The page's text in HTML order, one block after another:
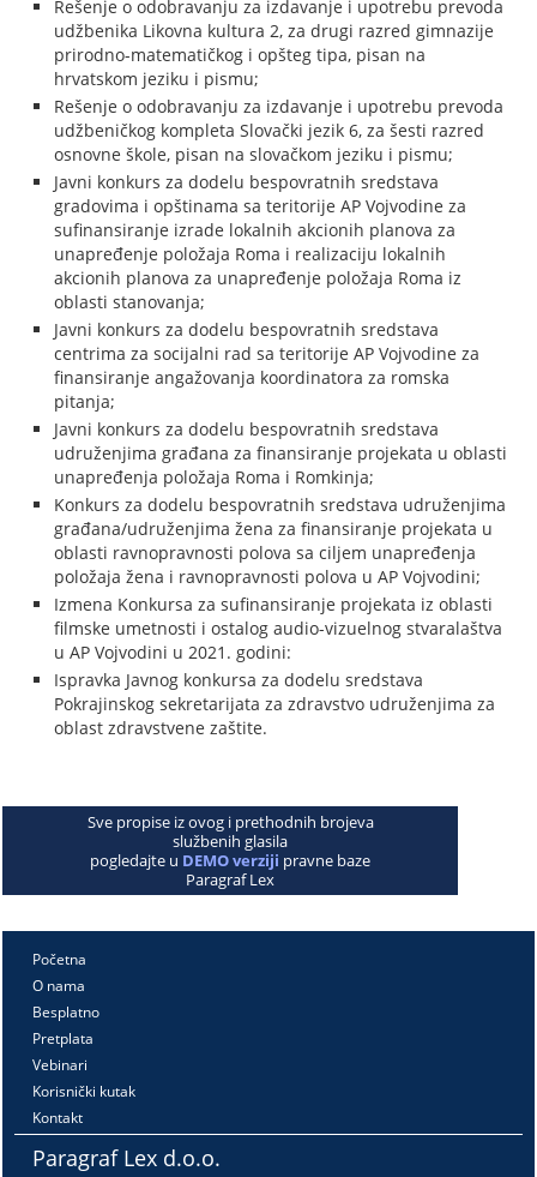
Rešenje o odobravanju za izdavanje i upotrebu prevoda
udžbenika Likovna kultura 2, za drugi razred gimnazije
prirodno-matematičkog i opšteg tipa, pisan na
hrvatskom jeziku i pismu;
Rešenje o odobravanju za izdavanje i upotrebu prevoda
udžbeničkog kompleta Slovački jezik 6, za šesti razred
osnovne škole, pisan na slovačkom jeziku i pismu;
Javni konkurs za dodelu bespovratnih sredstava
gradovima i opštinama sa teritorije AP Vojvodine za
sufinansiranje izrade lokalnih akcionih planova za
unapređenje položaja Roma i realizaciju lokalnih
akcionih planova za unapređenje položaja Roma iz
oblasti stanovanja;
Javni konkurs za dodelu bespovratnih sredstava
centrima za socijalni rad sa teritorije AP Vojvodine za
finansiranje angažovanja koordinatora za romska
pitanja;
Javni konkurs za dodelu bespovratnih sredstava
udruženjima građana za finansiranje projekata u oblasti
unapređenja položaja Roma i Romkinja;
Konkurs za dodelu bespovratnih sredstava udruženjima
građana/udruženjima žena za finansiranje projekata u
oblasti ravnopravnosti polova sa ciljem unapređenja
položaja žena i ravnopravnosti polova u AP Vojvodini;
Izmena Konkursa za sufinansiranje projekata iz oblasti
filmske umetnosti i ostalog audio-vizuelnog stvaralaštva
u AP Vojvodini u 2021. godini:
Ispravka Javnog konkursa za dodelu sredstava
Pokrajinskog sekretarijata za zdravstvo udruženjima za
oblast zdravstvene zaštite.
Sve propise iz ovog i prethodnih brojeva
službenih glasila
pogledajte u DEMO verziji pravne baze
Paragraf Lex
Početna
O nama
Besplatno
Pretplata
Vebinari
Korisnički kutak
Kontakt
Paragraf Lex d.o.o.